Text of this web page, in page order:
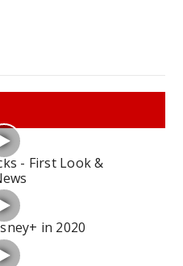
- First Look &
in 2020